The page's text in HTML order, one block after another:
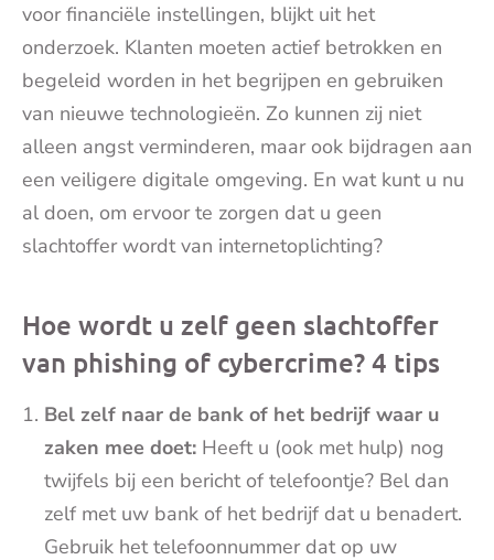
voor financiële instellingen, blijkt uit het
onderzoek. Klanten moeten actief betrokken en
begeleid worden in het begrijpen en gebruiken
van nieuwe technologieën. Zo kunnen zij niet
alleen angst verminderen, maar ook bijdragen aan
een veiligere digitale omgeving. En wat kunt u nu
al doen, om ervoor te zorgen dat u geen
slachtoffer wordt van internetoplichting?
Hoe wordt u zelf geen slachtoffer
van phishing of cybercrime? 4 tips
Bel zelf naar de bank of het bedrijf waar u
zaken mee doet: Heeft u (ook met hulp) nog
twijfels bij een bericht of telefoontje? Bel dan
zelf met uw bank of het bedrijf dat u benadert.
Gebruik het telefoonnummer dat op uw